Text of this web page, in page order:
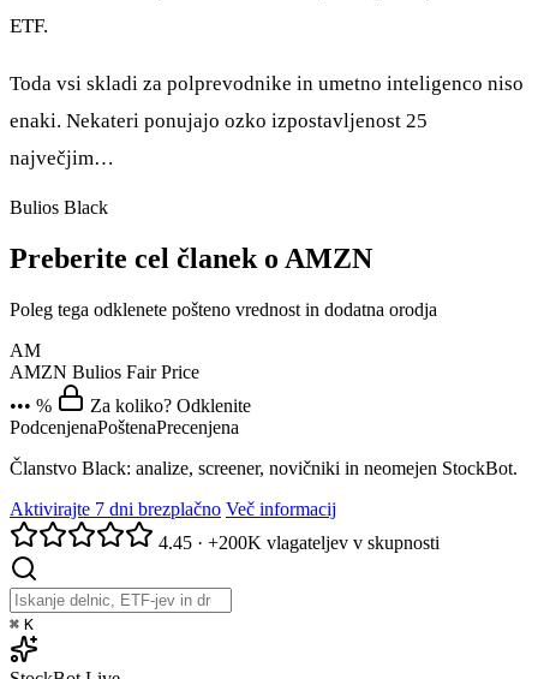
ETF.
Toda vsi skladi za polprevodnike in umetno inteligenco niso
enaki. Nekateri ponujajo ozko izpostavljenost 25
največjim…
Bulios Black
Preberite cel članek o AMZN
Poleg tega odklenete pošteno vrednost in dodatna orodja
AM
AMZN Bulios Fair Price
••• %
Za koliko? Odklenite
PodcenjenaPoštenaPrecenjena
Članstvo Black: analize, screener, novičniki in neomejen StockBot.
Aktivirajte 7 dni brezplačno Več informacij
4.45 · +200K vlagateljev v skupnosti
⌘ K